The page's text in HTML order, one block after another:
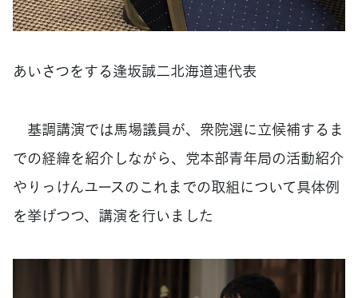
あいさつをする逢坂誠二北海道連代表
基調講演では馬場議員が、衆院選に立候補するま
での経緯を紹介しながら、党本部青年局の活動紹介
やりっけんユースのこれまでの取組について具体例
を挙げつつ、講演を行いました